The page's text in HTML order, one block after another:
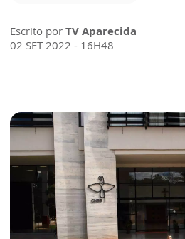
Escrito por TV Aparecida
02 SET 2022 - 16H48